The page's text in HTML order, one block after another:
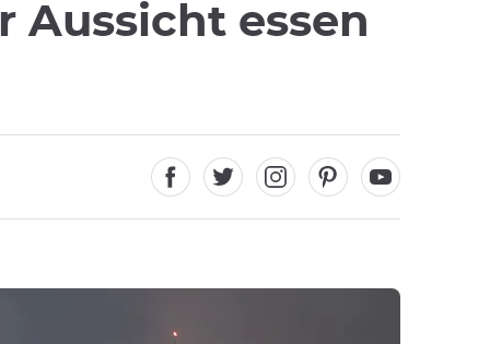
Aussicht essen